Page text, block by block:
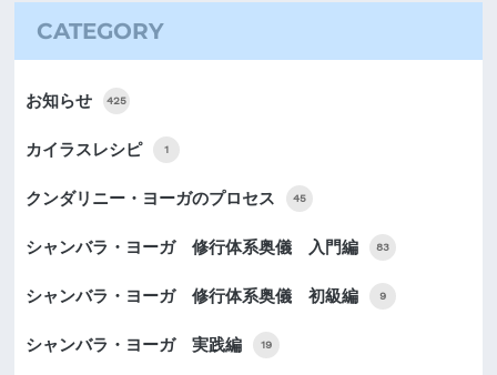
CATEGORY
お知らせ 425
カイラスレシピ 1
クンダリニー・ヨーガのプロセス 45
シャンバラ・ヨーガ 修行体系奥儀 入門編 83
シャンバラ・ヨーガ 修行体系奥儀 初級編 9
シャンバラ・ヨーガ 実践編 19